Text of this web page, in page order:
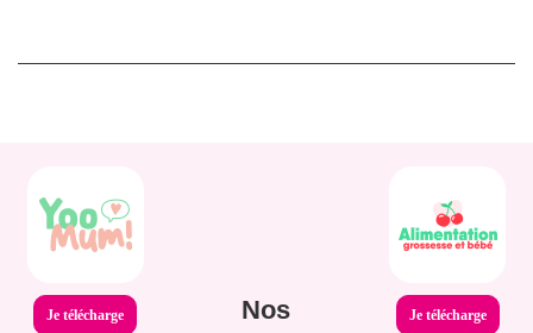
Je télécharge
Nos
Je télécharge